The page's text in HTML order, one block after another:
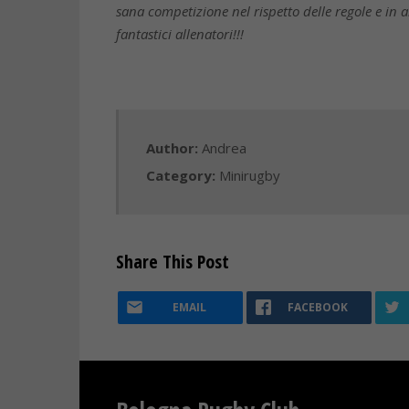
sana competizione nel rispetto delle regole e
fantastici allenatori!!!
Author: Andrea
Category: Minirugby
Share This Post
EMAIL FACEBOOK